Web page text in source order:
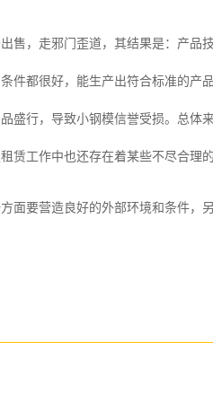
，走邪门歪道，其结果是：产品
件都很好，能生产出符合标准的产
盛行，导致小钢模信誉受损。总体
工作中也还存在着某些不尽合理的
要营造良好的外部环境和条件，